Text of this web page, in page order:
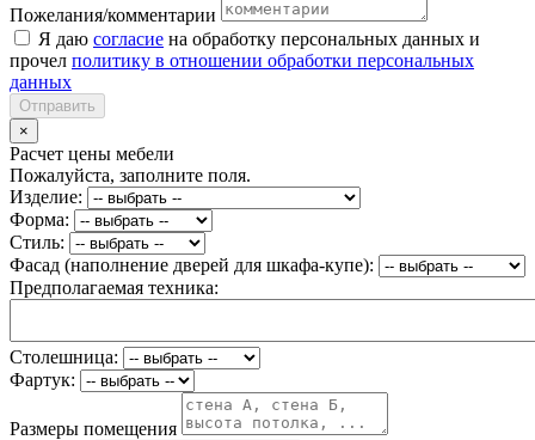
Пожелания/комментарии
Я даю согласие на обработку персональных данных и
прочел политику в отношении обработки персональных
данных
Отправить
×
Расчет цены мебели
Пожалуйста, заполните поля.
Изделие:
Форма:
Стиль:
Фасад (наполнение дверей для шкафа-купе):
Предполагаемая техника:
Столешница:
Фартук:
Размеры помещения